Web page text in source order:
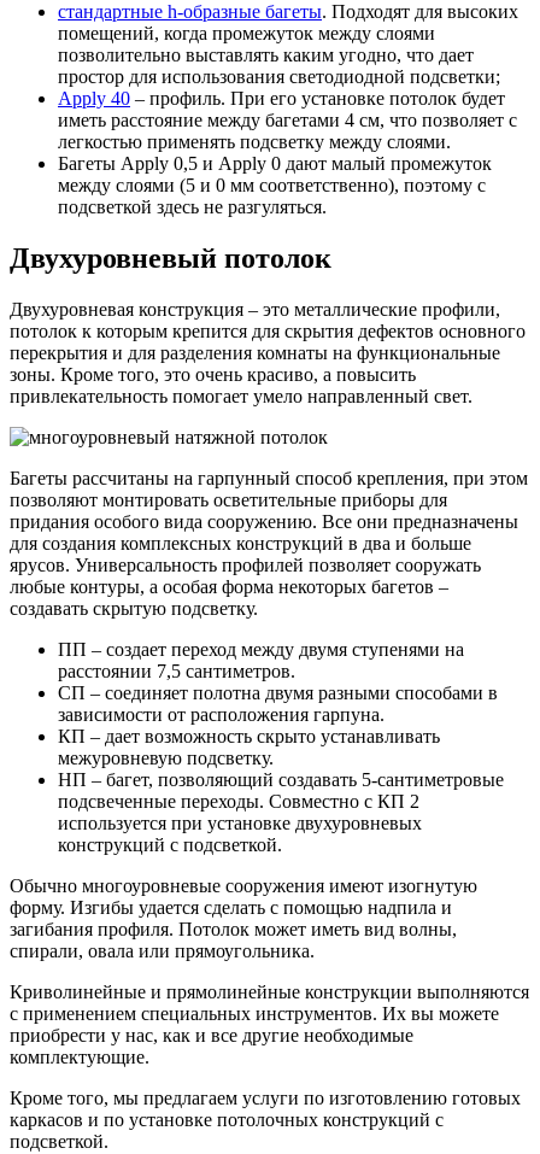
стандартные h-образные багеты. Подходят для высоких
помещений, когда промежуток между слоями
позволительно выставлять каким угодно, что дает
простор для использования светодиодной подсветки;
Apply 40 – профиль. При его установке потолок будет
иметь расстояние между багетами 4 см, что позволяет с
легкостью применять подсветку между слоями.
Багеты Apply 0,5 и Apply 0 дают малый промежуток
между слоями (5 и 0 мм соответственно), поэтому с
подсветкой здесь не разгуляться.
Двухуровневый потолок
Двухуровневая конструкция – это металлические профили,
потолок к которым крепится для скрытия дефектов основного
перекрытия и для разделения комнаты на функциональные
зоны. Кроме того, это очень красиво, а повысить
привлекательность помогает умело направленный свет.
Багеты рассчитаны на гарпунный способ крепления, при этом
позволяют монтировать осветительные приборы для
придания особого вида сооружению. Все они предназначены
для создания комплексных конструкций в два и больше
ярусов. Универсальность профилей позволяет сооружать
любые контуры, а особая форма некоторых багетов –
создавать скрытую подсветку.
ПП – создает переход между двумя ступенями на
расстоянии 7,5 сантиметров.
СП – соединяет полотна двумя разными способами в
зависимости от расположения гарпуна.
КП – дает возможность скрыто устанавливать
межуровневую подсветку.
НП – багет, позволяющий создавать 5-сантиметровые
подсвеченные переходы. Совместно с КП 2
используется при установке двухуровневых
конструкций с подсветкой.
Обычно многоуровневые сооружения имеют изогнутую
форму. Изгибы удается сделать с помощью надпила и
загибания профиля. Потолок может иметь вид волны,
спирали, овала или прямоугольника.
Криволинейные и прямолинейные конструкции выполняются
с применением специальных инструментов. Их вы можете
приобрести у нас, как и все другие необходимые
комплектующие.
Кроме того, мы предлагаем услуги по изготовлению готовых
каркасов и по установке потолочных конструкций с
подсветкой.